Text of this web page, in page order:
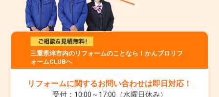
三重県津市内のリフォームのことなら！かんプロリフ
ォームCLUBへ
リフォームに関するお問い合わせは即日対応！
受付：10:00～17:00（水曜日休み）